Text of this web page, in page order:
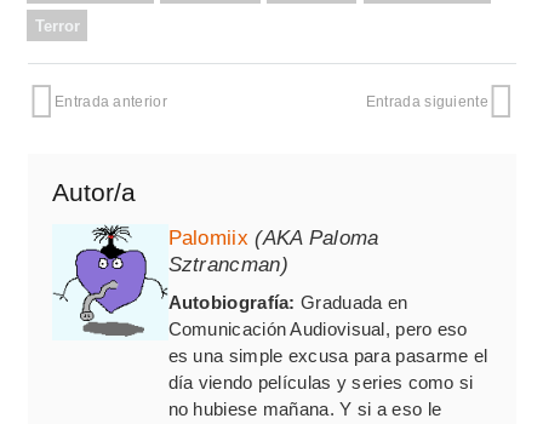
Terror
Entrada anterior Entrada siguiente
Autor/a
Palomiix (AKA Paloma
Sztrancman)
Autobiografía: Graduada en
Comunicación Audiovisual, pero eso
es una simple excusa para pasarme el
día viendo películas y series como si
no hubiese mañana. Y si a eso le